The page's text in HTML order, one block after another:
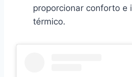
proporcionar conforto e
térmico.